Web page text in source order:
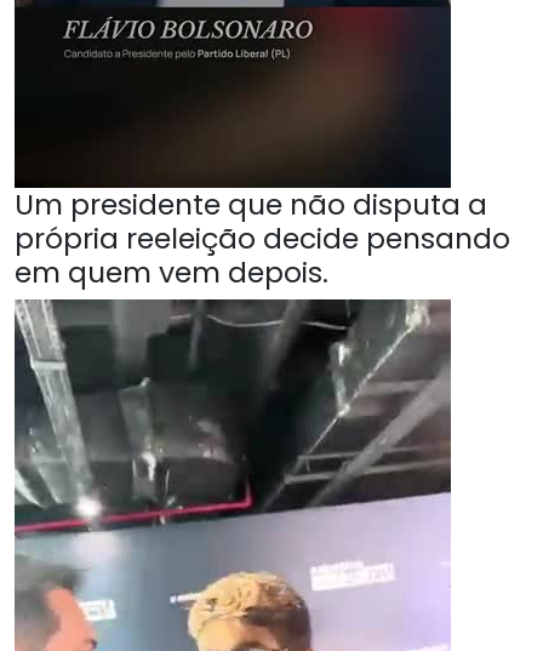
Um presidente que não disputa a
própria reeleição decide pensando
em quem vem depois.